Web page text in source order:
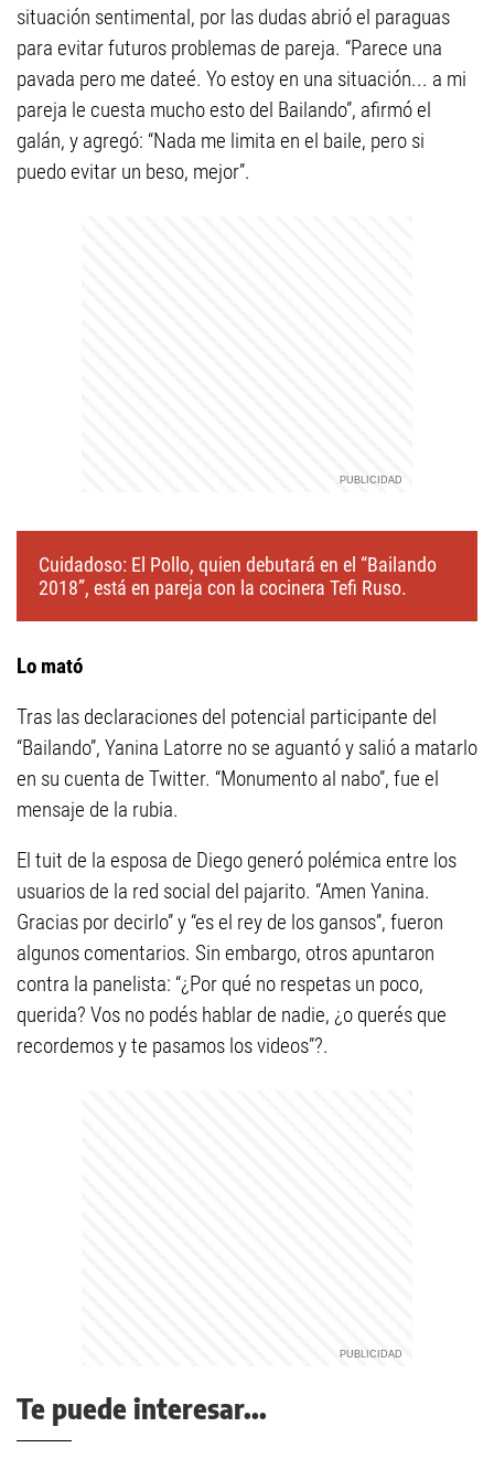
situación sentimental, por las dudas abrió el paraguas
para evitar futuros problemas de pareja. “Parece una
pavada pero me dateé. Yo estoy en una situación... a mi
pareja le cuesta mucho esto del Bailando”, afirmó el
galán, y agregó: “Nada me limita en el baile, pero si
puedo evitar un beso, mejor”.
Cuidadoso: El Pollo, quien debutará en el “Bailando
2018”, está en pareja con la cocinera Tefi Ruso.
Lo mató
Tras las declaraciones del potencial participante del
“Bailando”, Yanina Latorre no se aguantó y salió a matarlo
en su cuenta de Twitter. “Monumento al nabo”, fue el
mensaje de la rubia.
El tuit de la esposa de Diego generó polémica entre los
usuarios de la red social del pajarito. “Amen Yanina.
Gracias por decirlo” y “es el rey de los gansos”, fueron
algunos comentarios. Sin embargo, otros apuntaron
contra la panelista: “¿Por qué no respetas un poco,
querida? Vos no podés hablar de nadie, ¿o querés que
recordemos y te pasamos los videos”?.
Te puede interesar...